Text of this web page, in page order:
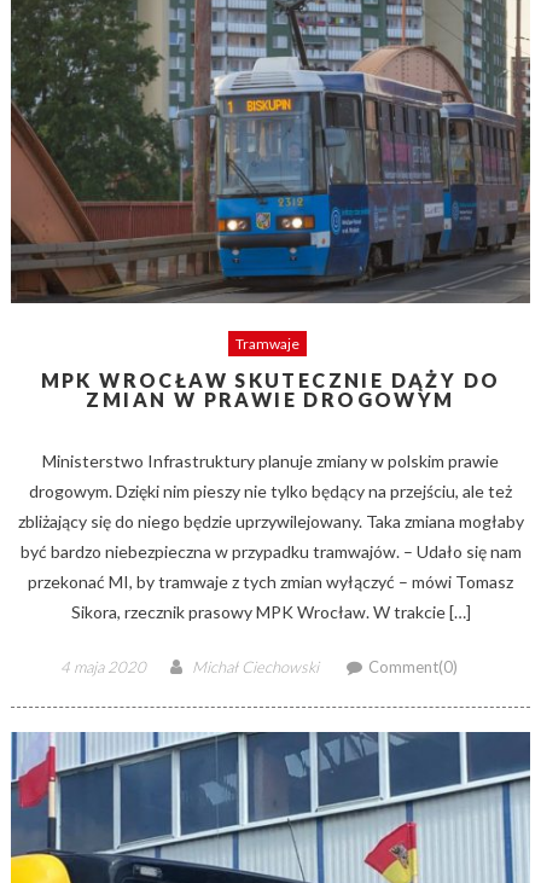
Tramwaje
MPK WROCŁAW SKUTECZNIE DĄŻY DO
ZMIAN W PRAWIE DROGOWYM
Ministerstwo Infrastruktury planuje zmiany w polskim prawie
drogowym. Dzięki nim pieszy nie tylko będący na przejściu, ale też
zbliżający się do niego będzie uprzywilejowany. Taka zmiana mogłaby
być bardzo niebezpieczna w przypadku tramwajów. – Udało się nam
przekonać MI, by tramwaje z tych zmian wyłączyć – mówi Tomasz
Sikora, rzecznik prasowy MPK Wrocław. W trakcie […]
Posted
4 maja 2020 Author
Michał Ciechowski Comment(0)